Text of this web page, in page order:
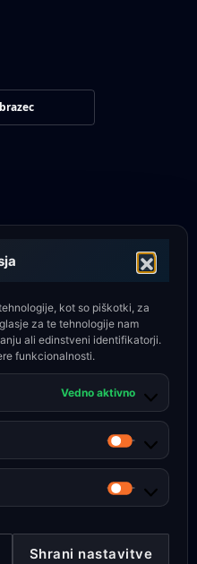
kot so piškotki, za
za te tehnologije nam
ali edinstveni identifikatorji.
funkcionalnosti.
Vedno aktivno
Statistika
Trženje
Shrani nastavitve